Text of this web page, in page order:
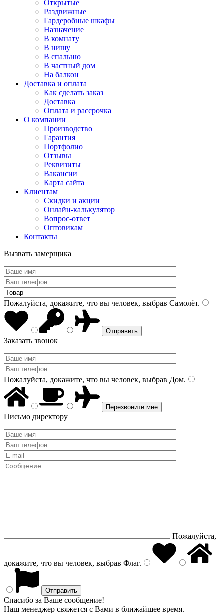
Открытые
Раздвижные
Гардеробные шкафы
Назначение
В комнату
В нишу
В спальню
В частный дом
На балкон
Доставка и оплата
Как сделать заказ
Доставка
Оплата и рассрочка
О компании
Производство
Гарантия
Портфолио
Отзывы
Реквизиты
Вакансии
Карта сайта
Клиентам
Скидки и акции
Онлайн-калькулятор
Вопрос-ответ
Оптовикам
Контакты
Вызвать замерщика
Пожалуйста, докажите, что вы человек, выбрав Самолёт.
Заказать звонок
Пожалуйста, докажите, что вы человек, выбрав Дом.
Письмо директору
Пожалуйста,
докажите, что вы человек, выбрав Флаг.
Спасибо за Ваше сообщение!
Наш менеджер свяжется с Вами в ближайшее время.